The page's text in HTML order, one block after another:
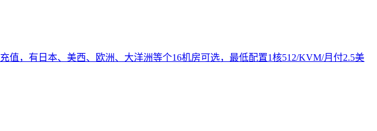
值，有日本、美西、欧洲、大洋洲等个16机房可选，最低配置1核512/KVM/月付2.5美